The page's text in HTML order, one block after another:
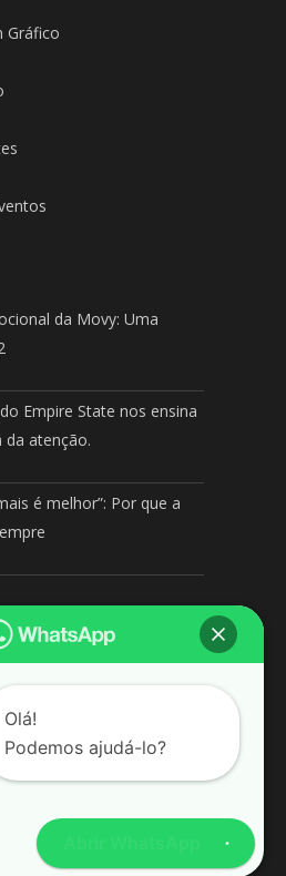
Gráfico
da Movy: Uma
Empire State nos ensina
da atenção.
é melhor”: Por que a
a sua avaliação
Olá!
Podemos ajudá-lo?